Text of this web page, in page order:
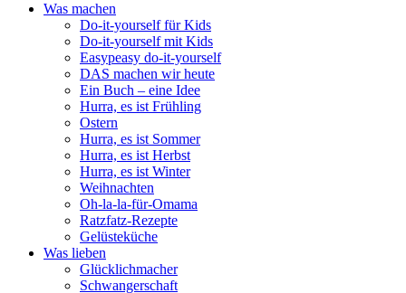
Was machen
Do-it-yourself für Kids
Do-it-yourself mit Kids
Easypeasy do-it-yourself
DAS machen wir heute
Ein Buch – eine Idee
Hurra, es ist Frühling
Ostern
Hurra, es ist Sommer
Hurra, es ist Herbst
Hurra, es ist Winter
Weihnachten
Oh-la-la-für-Omama
Ratzfatz-Rezepte
Gelüsteküche
Was lieben
Glücklichmacher
Schwangerschaft